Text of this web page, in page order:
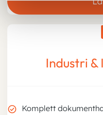
Industri
Komplett